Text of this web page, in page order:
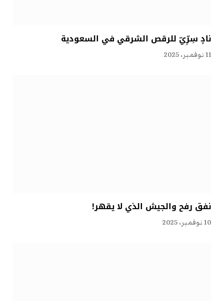
نادٍ سِرِّيّ للرقص الشرقي في السعودية
11 نوفمبر، 2025
نفق رفح والجيش الذي لا يقهر!
10 نوفمبر، 2025